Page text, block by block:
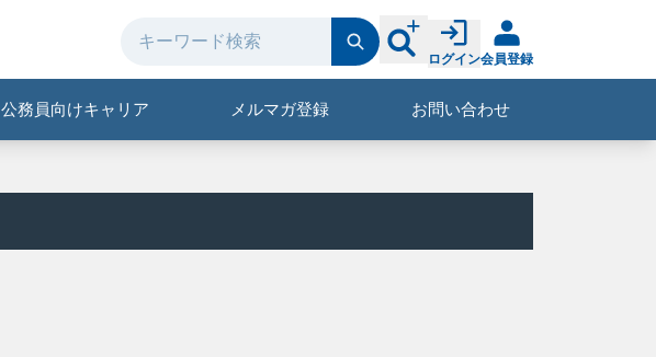
ログイン会員登録
公務員向けキャリア メルマガ登録 お問い合わせ